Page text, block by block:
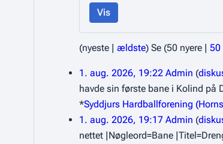
Vis
(nyeste | ældste) Se (50 nyere |
1. aug. 2026, 19:22 Admin
havde sin første bane i Kolind på
*Syddjurs Hardballforening
1. aug. 2026, 19:17 Admin
nettet |Nøgleord=Bane